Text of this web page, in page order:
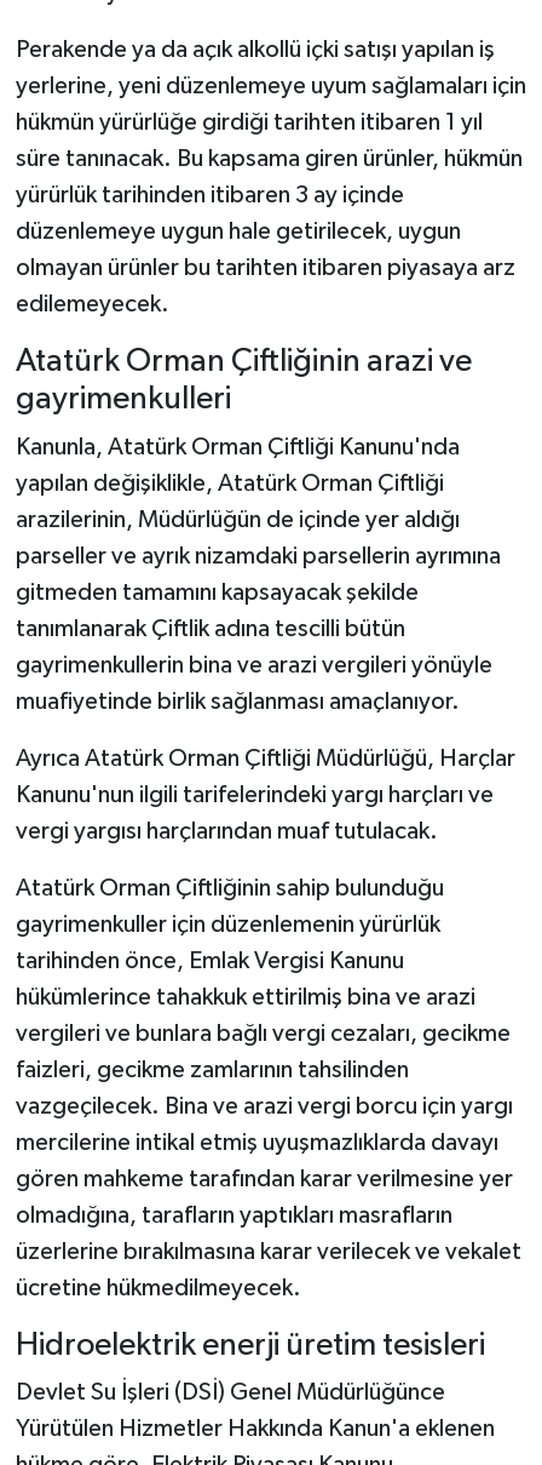
Perakende ya da açık alkollü içki satışı yapılan iş
yerlerine, yeni düzenlemeye uyum sağlamaları için
hükmün yürürlüğe girdiği tarihten itibaren 1 yıl
süre tanınacak. Bu kapsama giren ürünler, hükmün
yürürlük tarihinden itibaren 3 ay içinde
düzenlemeye uygun hale getirilecek, uygun
olmayan ürünler bu tarihten itibaren piyasaya arz
edilemeyecek.
Atatürk Orman Çiftliğinin arazi ve
gayrimenkulleri
Kanunla, Atatürk Orman Çiftliği Kanunu'nda
yapılan değişiklikle, Atatürk Orman Çiftliği
arazilerinin, Müdürlüğün de içinde yer aldığı
parseller ve ayrık nizamdaki parsellerin ayrımına
gitmeden tamamını kapsayacak şekilde
tanımlanarak Çiftlik adına tescilli bütün
gayrimenkullerin bina ve arazi vergileri yönüyle
muafiyetinde birlik sağlanması amaçlanıyor.
Ayrıca Atatürk Orman Çiftliği Müdürlüğü, Harçlar
Kanunu'nun ilgili tarifelerindeki yargı harçları ve
vergi yargısı harçlarından muaf tutulacak.
Atatürk Orman Çiftliğinin sahip bulunduğu
gayrimenkuller için düzenlemenin yürürlük
tarihinden önce, Emlak Vergisi Kanunu
hükümlerince tahakkuk ettirilmiş bina ve arazi
vergileri ve bunlara bağlı vergi cezaları, gecikme
faizleri, gecikme zamlarının tahsilinden
vazgeçilecek. Bina ve arazi vergi borcu için yargı
mercilerine intikal etmiş uyuşmazlıklarda davayı
gören mahkeme tarafından karar verilmesine yer
olmadığına, tarafların yaptıkları masrafların
üzerlerine bırakılmasına karar verilecek ve vekalet
ücretine hükmedilmeyecek.
Hidroelektrik enerji üretim tesisleri
Devlet Su İşleri (DSİ) Genel Müdürlüğünce
Yürütülen Hizmetler Hakkında Kanun'a eklenen